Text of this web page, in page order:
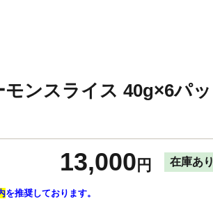
ンスライス 40g×6パッ
13,000 円 在庫あり
を推奨しております。